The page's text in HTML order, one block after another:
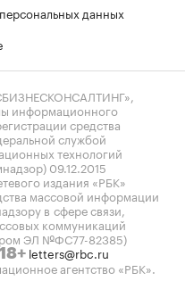
данных
информационного
средства
службой
технологий
09.12.2015
издания «РБК»
массовой информации
в сфере связи,
коммуникаций
ЭЛ №ФС77-82385)
18+ letters@rbc.ru
агентство «РБК».